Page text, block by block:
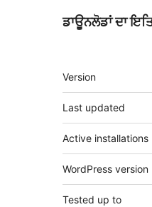
ਡਾਊਨਲੋਡਾਂ ਦਾ
ਮੈਟਾ
Version
Last updated
Active installations
WordPress version
Tested up to